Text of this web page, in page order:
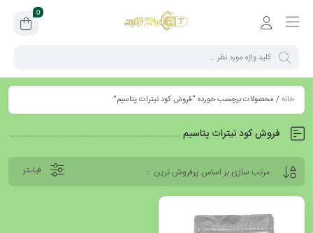
0
خانه/ محصولات برچسب خورده “فروش کود نیترات پتاسیم”
فروش کود نیترات پتاسیم
فیلـتر